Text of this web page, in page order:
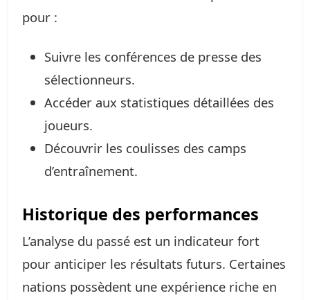
pour :
Suivre les conférences de presse des
sélectionneurs.
Accéder aux statistiques détaillées des
joueurs.
Découvrir les coulisses des camps
d’entraînement.
Historique des performances
L’analyse du passé est un indicateur fort
pour anticiper les résultats futurs. Certaines
nations possèdent une expérience riche en